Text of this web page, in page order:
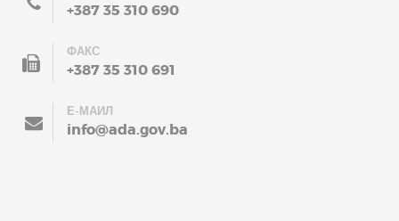
+387 35 310 690
ФАКС
+387 35 310 691
Е-МАИЛ
info@ada.gov.ba